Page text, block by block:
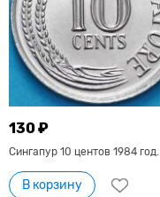
130 ₽
Сингапур 10 центов 1984 год.
В корзину